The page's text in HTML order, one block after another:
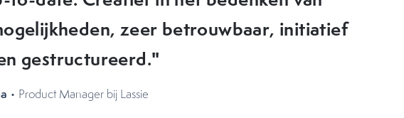
liggen. Ik kan OMA daarom echt
• NIZO